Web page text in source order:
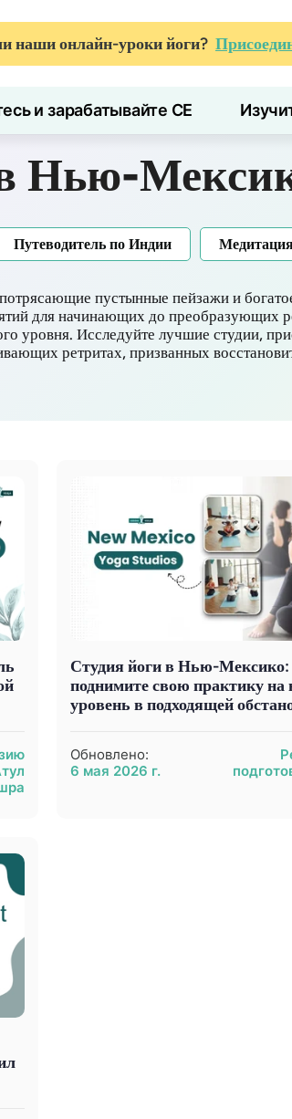
наши онлайн-уроки йоги?
и зарабатывайте CE
Нью-
Путеводитель по Индии
пустынные пейзажи и
для начинающих до преобразующих
уровня. Исследуйте лучшие студии,
ретритах, призванных
Студия йоги в Нью-Мексико:
поднимите свою практику
уровень в подходящей
Обновлено:
6 мая 2026 г.